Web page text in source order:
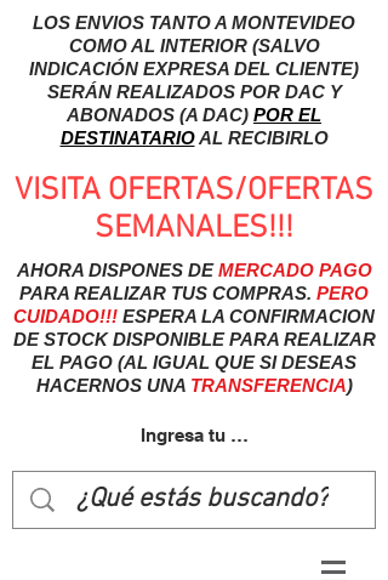
LOS ENVIOS TANTO A MONTEVIDEO
COMO AL INTERIOR (SALVO
INDICACIÓN EXPRESA DEL CLIENTE)
SERÁN REALIZADOS POR DAC Y
ABONADOS (A DAC) POR EL
DESTINATARIOAL RECIBIRLO
VISITA OFERTAS/OFERTAS
SEMANALES!!!
AHORA DISPONES DEMERCADO PAGO
PARA REALIZAR TUS COMPRAS. PERO
CUIDADO!!! ESPERA LA CONFIRMACION
DE STOCK DISPONIBLE PARA REALIZAR
EL PAGO (AL IGUAL QUE SI DESEAS
HACERNOS UNA TRANSFERENCIA)
Ingresa tu usuairo